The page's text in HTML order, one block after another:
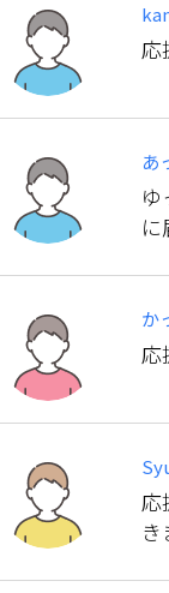
応
あ
に
か
応
応
き